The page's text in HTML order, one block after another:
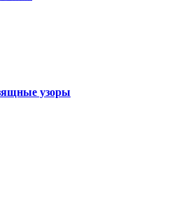
узоры